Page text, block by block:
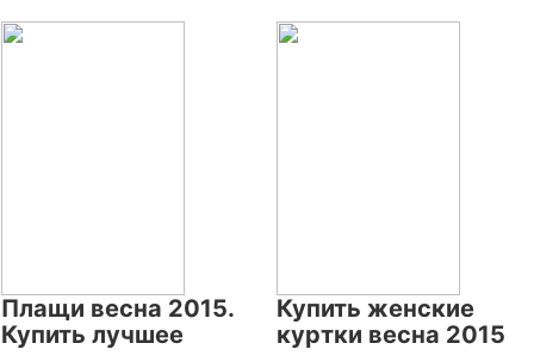
Плащи весна 2015.
Купить лучшее
Купить женские
куртки весна 2015